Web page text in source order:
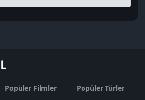
Popüler Filmler
Popüler Türler